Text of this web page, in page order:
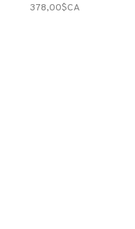
378,00$CA